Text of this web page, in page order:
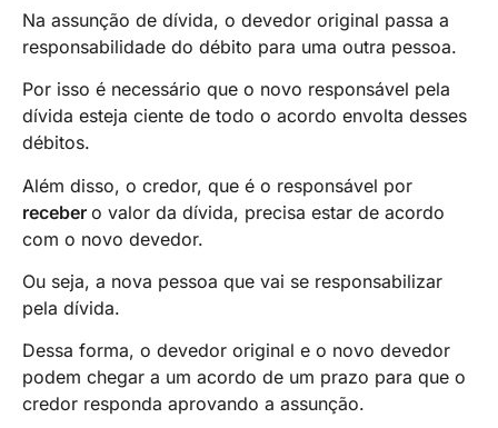
Na assunção de dívida, o devedor original passa a
responsabilidade do débito para uma outra pessoa.
Por isso é necessário que o novo responsável pela
dívida esteja ciente de todo o acordo envolta desses
débitos.
Além disso, o credor, que é o responsável por
receber o valor da dívida, precisa estar de acordo
com o novo devedor.
Ou seja, a nova pessoa que vai se responsabilizar
pela dívida.
Dessa forma, o devedor original e o novo devedor
podem chegar a um acordo de um prazo para que o
credor responda aprovando a assunção.